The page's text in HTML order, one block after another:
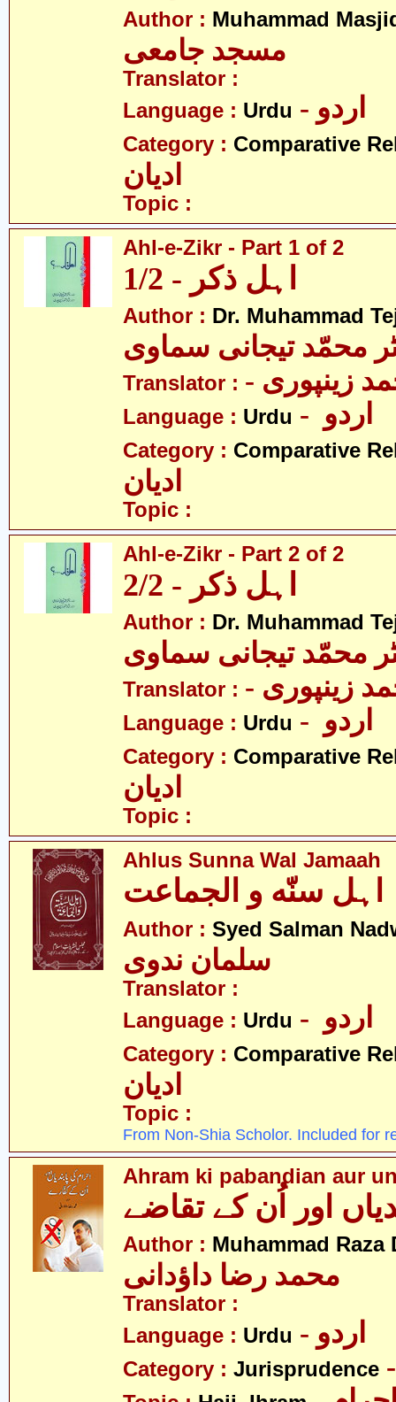
Author : Muhammad
مسجد جامعی
Translator :
Language : Urdu - اردو
Category : Comparative
ادیان
Topic :
Ahl-e-Zikr - Part 1 of 2
اہل ذکر - 1/2
Author : Dr. Muhammad
محمّد تیجانی سماوی
Translator : زینپوری
Language : Urdu
Category : Comparative
ادیان
Topic :
Ahl-e-Zikr - Part 2 of 2
اہل ذکر - 2/2
Author : Dr. Muhammad
محمّد تیجانی سماوی
Translator : زینپوری
Language : Urdu
Category : Comparative
ادیان
Topic :
Ahlus Sunna Wal Jamaah
اہل سنّه و الجماعت
Author : Syed Salman
سلمان ندوی
Translator :
Language : Urdu
Category : Comparative
ادیان
Topic :
From Non-Shia Scholor. Included for
Ahram ki pabandian aur
اور اُن کے تقاضے
Author : Muhammad Raza
محمد رضا داؤدانی
Translator :
Language : Urdu - اردو
Category : Jurisprudence